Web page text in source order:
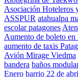
Asociación Hoteleros
ASSPUR atahualpa
escolar patagones
Aumento de boleto en
aumento de taxis
Avión Mirage Viedma
bandera baños
Enero barrio 22 de